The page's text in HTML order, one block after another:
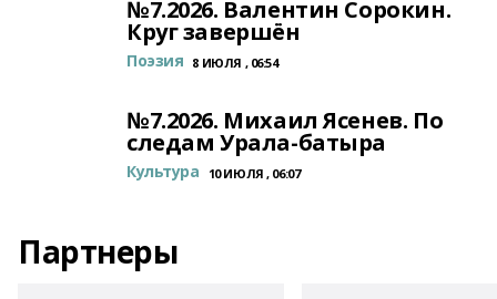
№7.2026. Валентин Сорокин.
Круг завершён
Поэзия 8 ИЮЛЯ , 06:54
№7.2026. Михаил Ясенев. По
следам Урала-батыра
Культура 10 ИЮЛЯ , 06:07
Партнеры